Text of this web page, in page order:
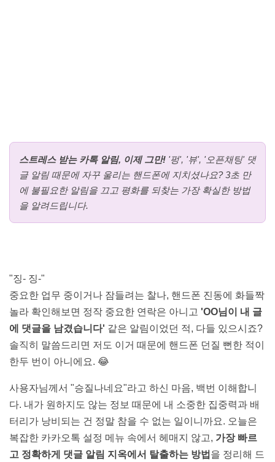
스트레스 받는 카톡 알림, 이제 그만! '펑', '뷰', '오픈채팅' 댓
글 알림 때문에 자꾸 울리는 핸드폰에 지치셨나요? 3초 만
에 불필요한 알림을 끄고 평화를 되찾는 가장 확실한 방법
을 알려드립니다.
"징- 징-"
중요한 업무 중이거나 잠들려는 찰나, 핸드폰 진동에 화들짝
놀라 확인해보면 정작 중요한 연락은 아니고 'OO님이 내 글
에 댓글을 남겼습니다' 같은 알림이었던 적, 다들 있으시죠?
솔직히 말씀드리면 저도 이거 때문에 핸드폰 던질 뻔한 적이
한두 번이 아니에요. 😂
사용자님께서 "승질나네요"라고 하신 마음, 백번 이해합니
다. 내가 원하지도 않는 정보 때문에 내 소중한 집중력과 배
터리가 낭비되는 건 정말 참을 수 없는 일이니까요. 오늘은
복잡한 카카오톡 설정 메뉴 속에서 헤매지 않고, 가장 빠르
고 정확하게 댓글 알림 지옥에서 탈출하는 방법 을 정리해 드